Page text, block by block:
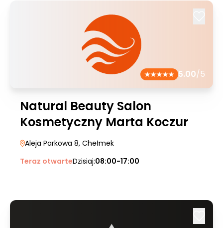
5.00/5
Natural Beauty Salon
Kosmetyczny Marta Koczur
Aleja Parkowa 8, Chełmek
Teraz otwarteDzisiaj:08:00-17:00